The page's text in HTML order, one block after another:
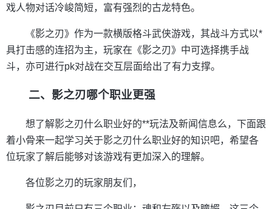
戏人物对话冷峻简短，富有强烈的古龙特色。
《影之刃》作为一款横版格斗武侠游戏，其战斗方式以*
具打击感的连招为主，玩家在《影之刃》中可选择携手战
斗，亦可进行pk对战在交互层面给出了有力支撑。
二、影之刃哪个职业更强
想了解影之刃什么职业好的**玩法及新闻信息么，下面跟
着小骨来一起学习关于影之刃什么职业好的知识吧，希望各
位玩家了解后能够对该游戏有更加深入的理解。
各位影之刃的玩家朋友们，